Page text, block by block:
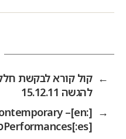
← קול קורא לבקשת
להגשה 15.12.11
→
–
Performances[:es]מיצגים במוזיאון של העכשווי